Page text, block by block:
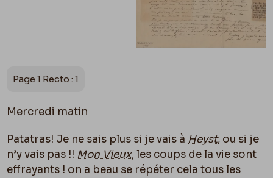
Page 1 Recto : 1
Mercredi matin
Patatras! Je ne sais plus si je vais à Heyst, ou si je
n’y vais pas !! Mon Vieux, les coups de la vie sont
effrayants ! on a beau se répéter cela tous les